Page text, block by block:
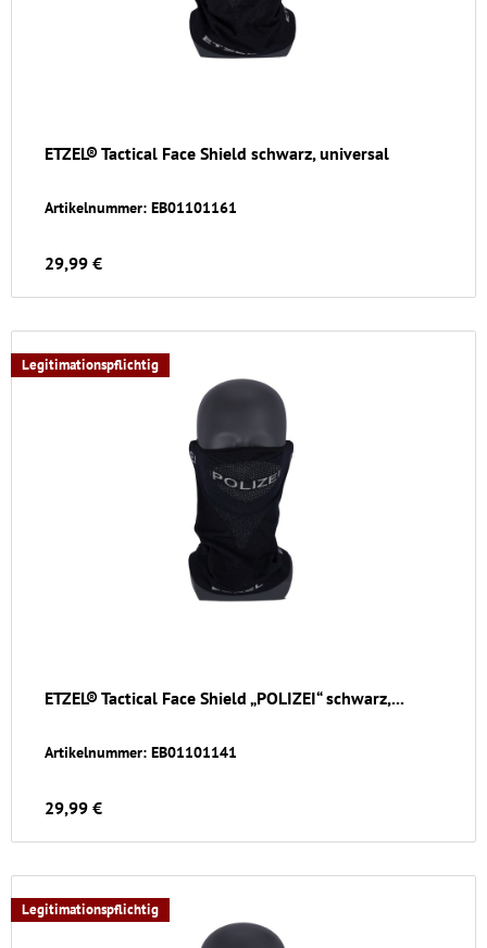
ETZEL® Tactical Face Shield schwarz, universal
Artikelnummer: EB01101161
29,99 €
Legitimationspflichtig
ETZEL® Tactical Face Shield „POLIZEI“ schwarz,...
Artikelnummer: EB01101141
29,99 €
Legitimationspflichtig